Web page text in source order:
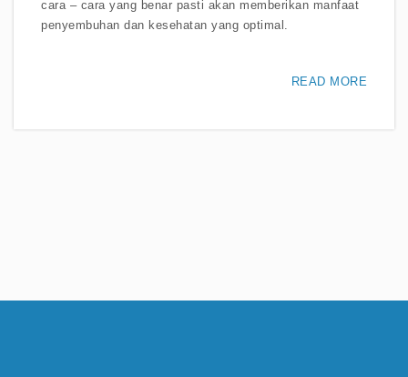
cara – cara yang benar pasti akan memberikan manfaat
penyembuhan dan kesehatan yang optimal.
READ MORE